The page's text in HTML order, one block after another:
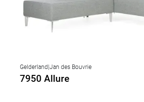
Gelderland|Jan des Bouvrie
7950 Allure